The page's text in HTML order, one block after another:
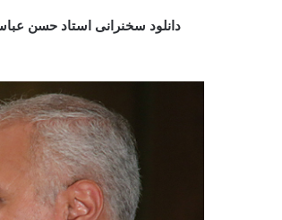
دانلود سخنرانی استاد حسن